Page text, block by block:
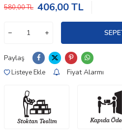
580,00TL 406,00TL
Paylaş
Listeye Ekle Fiyat Alarmı